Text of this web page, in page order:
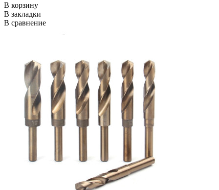
В корзину
В закладки
В сравнение